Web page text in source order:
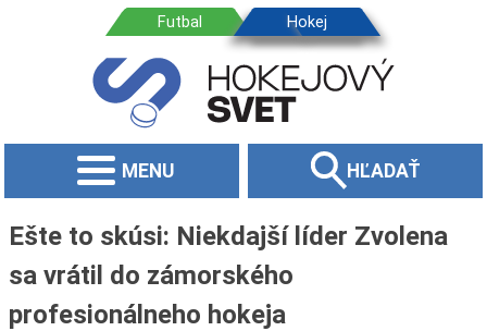
MENU HĽADAŤ
Ešte to skúsi: Niekdajší líder Zvolena
sa vrátil do zámorského
profesionálneho hokeja